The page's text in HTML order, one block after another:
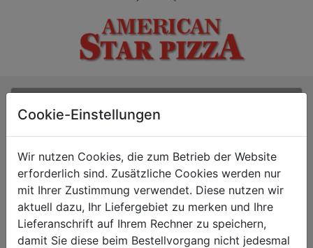
Suchen
Oder selbst abholen
Cookie-Einstellungen
Wir nutzen Cookies, die zum Betrieb der Website
erforderlich sind. Zusätzliche Cookies werden nur
mit Ihrer Zustimmung verwendet. Diese nutzen wir
aktuell dazu, Ihr Liefergebiet zu merken und Ihre
Lieferanschrift auf Ihrem Rechner zu speichern,
damit Sie diese beim Bestellvorgang nicht jedesmal